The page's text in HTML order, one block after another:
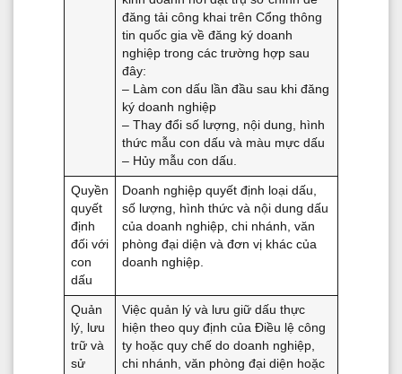
đăng tải công khai trên Cổng thông
tin quốc gia về đăng ký doanh
nghiệp trong các trường hợp sau
đây:
– Làm con dấu lần đầu sau khi đăng
ký doanh nghiệp
– Thay đổi số lượng, nội dung, hình
thức mẫu con dấu và màu mực dấu
– Hủy mẫu con dấu.
Quyền
quyết
định
đối với
con
dấu
Doanh nghiệp quyết định loại dấu,
số lượng, hình thức và nội dung dấu
của doanh nghiệp, chi nhánh, văn
phòng đại diện và đơn vị khác của
doanh nghiệp.
Quản
lý, lưu
trữ và
sử
Việc quản lý và lưu giữ dấu thực
hiện theo quy định của Điều lệ công
ty hoặc quy chế do doanh nghiệp,
chi nhánh, văn phòng đại diện hoặc